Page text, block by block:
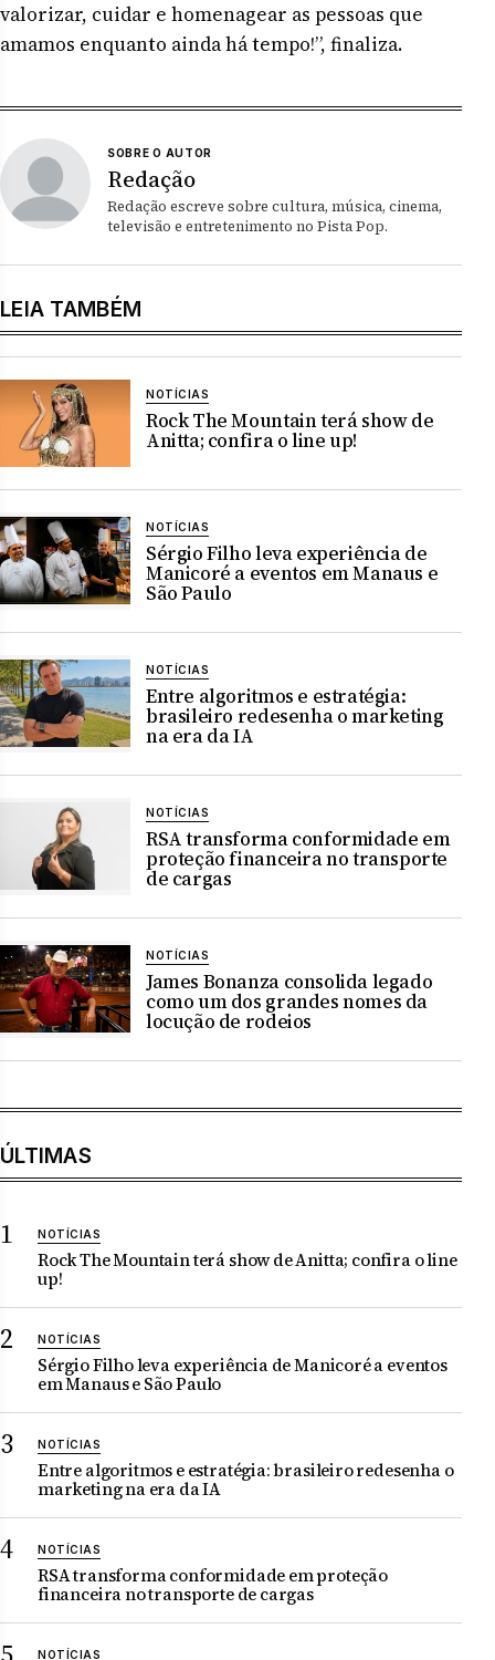
valorizar, cuidar e homenagear as pessoas que
amamos enquanto ainda há tempo!”, finaliza.
SOBRE O AUTOR
Redação
Redação escreve sobre cultura, música, cinema,
televisão e entretenimento no Pista Pop.
LEIA TAMBÉM
NOTÍCIAS
Rock The Mountain terá show de
Anitta; confira o line up!
NOTÍCIAS
Sérgio Filho leva experiência de
Manicoré a eventos em Manaus e
São Paulo
NOTÍCIAS
Entre algoritmos e estratégia:
brasileiro redesenha o marketing
na era da IA
NOTÍCIAS
RSA transforma conformidade em
proteção financeira no transporte
de cargas
NOTÍCIAS
James Bonanza consolida legado
como um dos grandes nomes da
locução de rodeios
ÚLTIMAS
NOTÍCIAS
Rock The Mountain terá show de Anitta; confira o line
up!
NOTÍCIAS
Sérgio Filho leva experiência de Manicoré a eventos
em Manaus e São Paulo
NOTÍCIAS
Entre algoritmos e estratégia: brasileiro redesenha o
marketing na era da IA
NOTÍCIAS
RSA transforma conformidade em proteção
financeira no transporte de cargas
NOTÍCIAS